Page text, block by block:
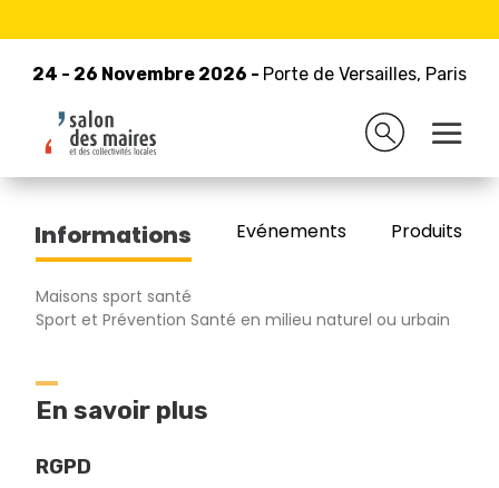
24 - 26 Novembre 2026 - Porte de Versailles, Paris
24 - 26 Novembre 2026 - Porte de Versailles, Paris
Retour à la liste des exposants
CRYO MANUFACTURING
Informations Evénements Produits/
Maisons sport santé
Sport et Prévention Santé en milieu naturel ou urbain
En savoir plus
RGPD